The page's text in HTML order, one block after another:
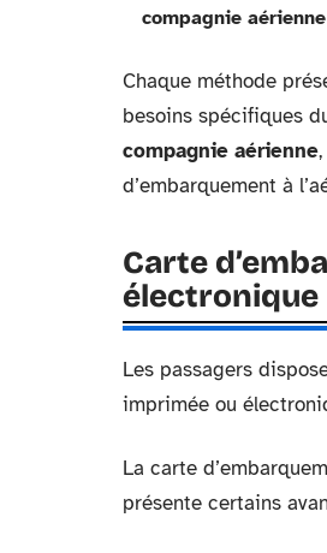
compagnie aérienne
Chaque méthode
besoins spécifiques
compagnie aérienne
d’embarquement à
Carte
électronique
Les passagers
imprimée ou
La carte
présente certains